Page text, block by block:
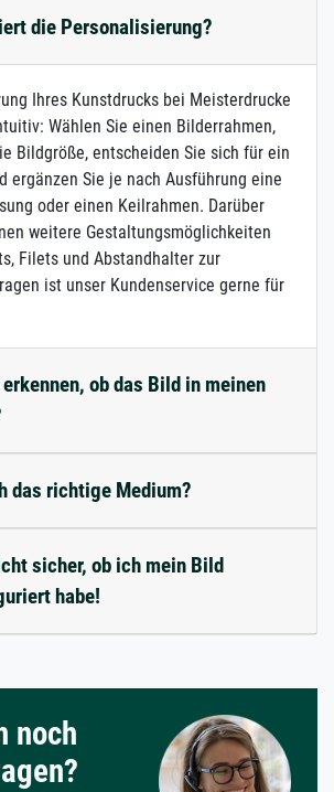
die Personalisierung?
Ihres Kunstdrucks bei Meisterdrucke
Wählen Sie einen Bilderrahmen,
Bildgröße, entscheiden Sie sich für ein
ergänzen Sie je nach Ausführung eine
oder einen Keilrahmen. Darüber
weitere Gestaltungsmöglichkeiten
Filets und Abstandhalter zur
ist unser Kundenservice gerne für
ob das Bild in meinen
das richtige Medium?
sicher, ob ich mein Bild
habe!
noch